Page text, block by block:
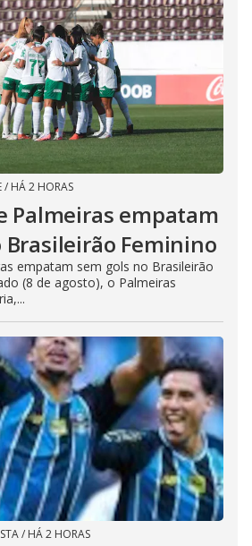
/ HÁ 2 HORAS
Palmeiras empatam
Brasileirão Feminino
empatam sem gols no Brasileirão
(8 de agosto), o Palmeiras
/ HÁ 2 HORAS